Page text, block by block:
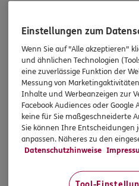
Tel: 030/
info@micheli-
Einstellungen zum
Wenn Sie auf "Alle akzeptieren"
und ähnlichen Technologien
eine zuverlässige Funktion der
Messung von
Inhalte und Werbeanzeigen zur
Facebook Audiences oder Google
keine für Sie maßgeschneiderte
Sie können Ihre
anpassen. Näheres zu den
Datenschutzhinweise